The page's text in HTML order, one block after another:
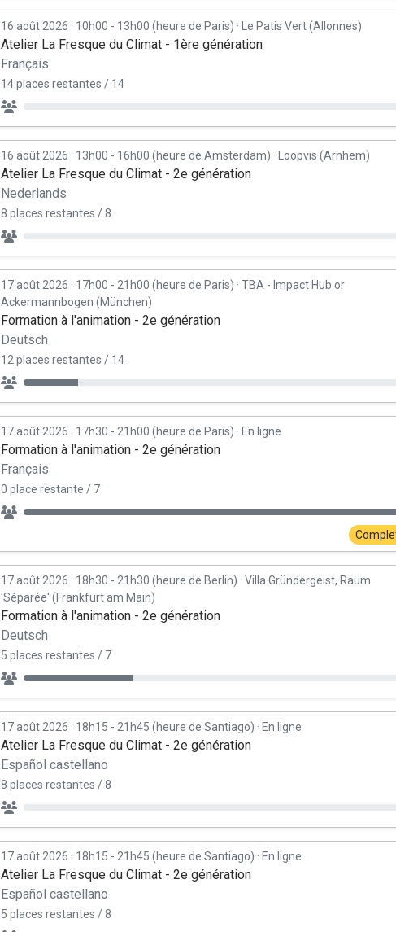
16 août 2026 · 10h00 - 13h00 (heure de Paris) · Le Patis Vert (Allonnes)
Atelier La Fresque du Climat - 1ère génération
Français
14 places restantes / 14
16 août 2026 · 13h00 - 16h00 (heure de Amsterdam) · Loopvis (Arnhem)
Atelier La Fresque du Climat - 2e génération
Nederlands
8 places restantes / 8
17 août 2026 · 17h00 - 21h00 (heure de Paris) · TBA - Impact Hub or
Ackermannbogen (München)
Formation à l'animation - 2e génération
Deutsch
12 places restantes / 14
17 août 2026 · 17h30 - 21h00 (heure de Paris) · En ligne
Formation à l'animation - 2e génération
Français
0 place restante / 7
17 août 2026 · 18h30 - 21h30 (heure de Berlin) · Villa Gründergeist, Raum
'Séparée' (Frankfurt am Main)
Formation à l'animation - 2e génération
Deutsch
5 places restantes / 7
17 août 2026 · 18h15 - 21h45 (heure de Santiago) · En ligne
Atelier La Fresque du Climat - 2e génération
Español castellano
8 places restantes / 8
17 août 2026 · 18h15 - 21h45 (heure de Santiago) · En ligne
Atelier La Fresque du Climat - 2e génération
Español castellano
5 places restantes / 8